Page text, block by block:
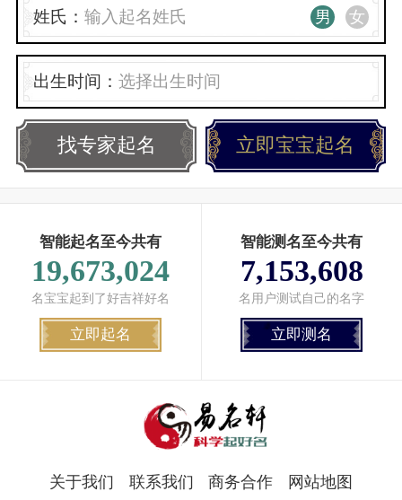
姓氏： 男 女
出生时间：
找专家起名 立即宝宝起名
智能起名至今共有
19,673,024
名宝宝起到了好吉祥好名
立即起名
智能测名至今共有
7,153,608
名用户测试自己的名字
立即测名
关于我们 联系我们 商务合作 网站地图